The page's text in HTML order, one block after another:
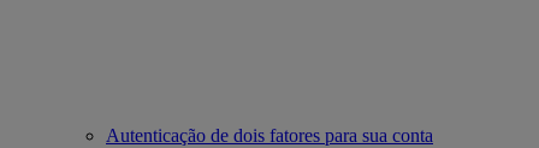
Autenticação de dois fatores para sua conta